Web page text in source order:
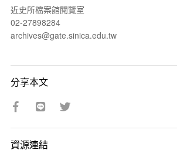
近史所檔案館閱覽室
02-27898284
archives@gate.sinica.edu.tw
分享本文
資源連結